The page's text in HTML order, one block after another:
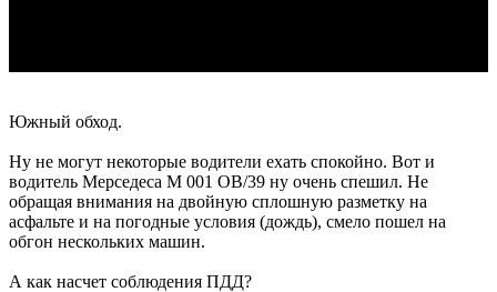
Южный обход.
Ну не могут некоторые водители ехать спокойно. Вот и
водитель Мерседеса М 001 ОВ/39 ну очень спешил. Не
обращая внимания на двойную сплошную разметку на
асфальте и на погодные условия (дождь), смело пошел на
обгон нескольких машин.
А как насчет соблюдения ПДД?